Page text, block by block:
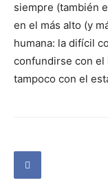
siempre (también
en el más alto (y
humana: la difícil
confundirse con
tampoco con el